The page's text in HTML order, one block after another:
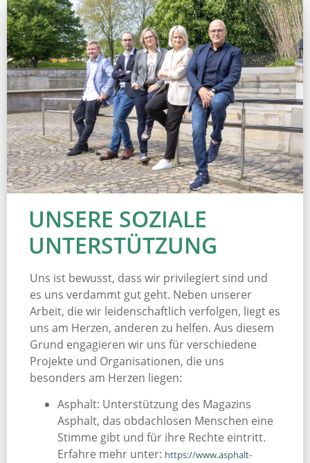
UNSERE SOZIALE
UNTERSTÜTZUNG
Uns ist bewusst, dass wir privilegiert sind und
es uns verdammt gut geht. Neben unserer
Arbeit, die wir leidenschaftlich verfolgen, liegt es
uns am Herzen, anderen zu helfen. Aus diesem
Grund engagieren wir uns für verschiedene
Projekte und Organisationen, die uns
besonders am Herzen liegen:
Asphalt: Unterstützung des Magazins
Asphalt, das obdachlosen Menschen eine
Stimme gibt und für ihre Rechte eintritt.
Erfahre mehr unter: https://www.asphalt-